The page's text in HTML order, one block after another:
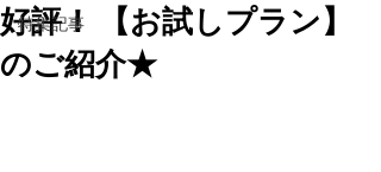
特集記事
好評！ 【お試しプラン】
のご紹介★